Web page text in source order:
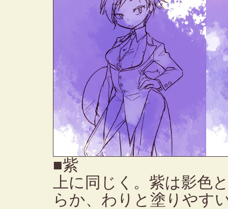
■紫
上に同じく。紫は影色
らか、わりと塗りやす